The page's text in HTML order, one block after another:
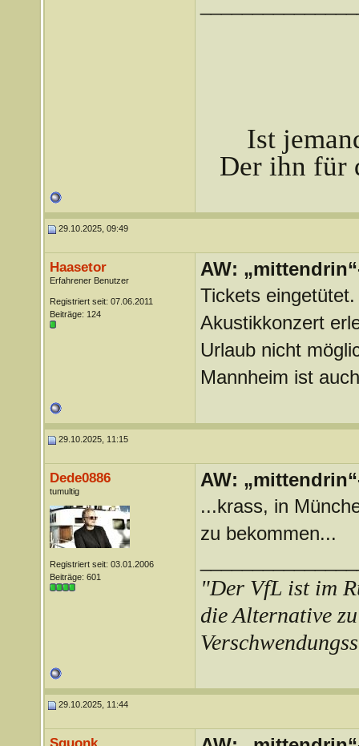
Ist
Der ihn für
29.10.2025, 09:49
Haasetor
Erfahrener Benutzer
Registriert seit: 07.06.2011
Beiträge: 124
AW:
Tickets
Akustikkonzert
Urlaub nicht
Mannheim ist
29.10.2025, 11:15
Dede0886
tumultig
Registriert seit: 03.01.2006
Beiträge: 601
AW:
...krass, in
zu bekommen...
"Der VfL ist im
die Alternative
29.10.2025, 11:44
Squonk